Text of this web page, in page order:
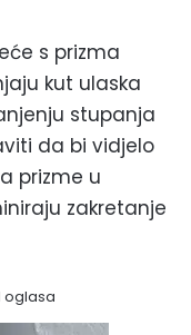
s prizma
kut ulaska
stupanja
da bi vidjelo
prizme u
zakretanje
oglasa